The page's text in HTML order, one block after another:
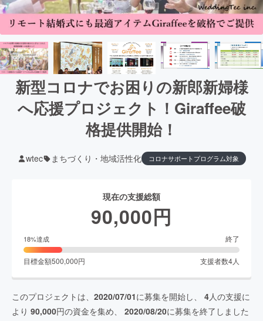
新型コロナでお困りの新郎新婦様
へ応援プロジェクト！Giraffee破
格提供開始！
wtec まちづくり・地域活性化 コロナサポートプログラム対象
現在の支援総額
90,000円
18%達成 終了
目標金額500,000円 支援者数4人
このプロジェクトは、 2020/07/01に募集を開始し、 4人の支援に
より 90,000円の資金を集め、 2020/08/20に募集を終了しました